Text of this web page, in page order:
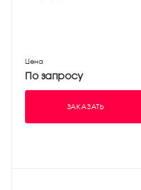
Цена
По запросу
ЗАКАЗАТЬ